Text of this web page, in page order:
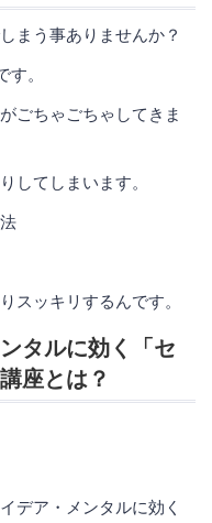
まう事ありませんか？
。
ごちゃごちゃしてきま
してしまいます。
スッキリするんです。
タルに効く「セ
座とは？
デア・メンタルに効く